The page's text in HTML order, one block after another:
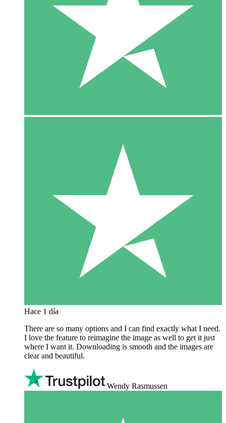
Hace 1 día
There are so many options and I can find exactly what I need.
I love the feature to reimagine the image as well to get it just
where I want it. Downloading is smooth and the images are
clear and beautiful.
Wendy Rasmussen